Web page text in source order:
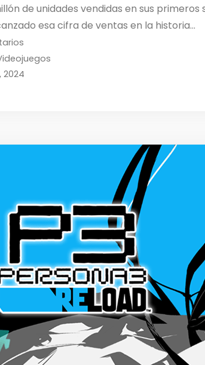
de unidades vendidas en sus
esa cifra de ventas en la historia...
2024